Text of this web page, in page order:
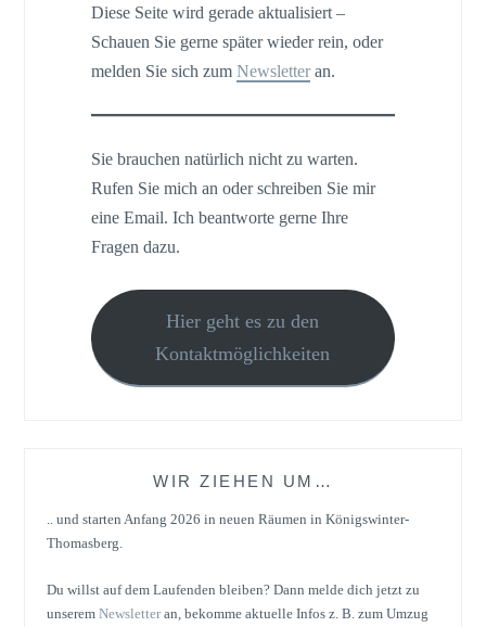
Diese Seite wird gerade aktualisiert –
Schauen Sie gerne später wieder rein, oder
melden Sie sich zum Newsletteran.
Sie brauchen natürlich nicht zu warten.
Rufen Sie mich an oder schreiben Sie mir
eine Email. Ich beantworte gerne Ihre
Fragen dazu.
Hier geht es zu den
Kontaktmöglichkeiten
WIR ZIEHEN UM…
.. und starten Anfang 2026 in neuen Räumen in Königswinter-
Thomasberg.
Du willst auf dem Laufenden bleiben? Dann melde dich jetzt zu
unseremNewsletteran, bekomme aktuelle Infos z. B. zum Umzug